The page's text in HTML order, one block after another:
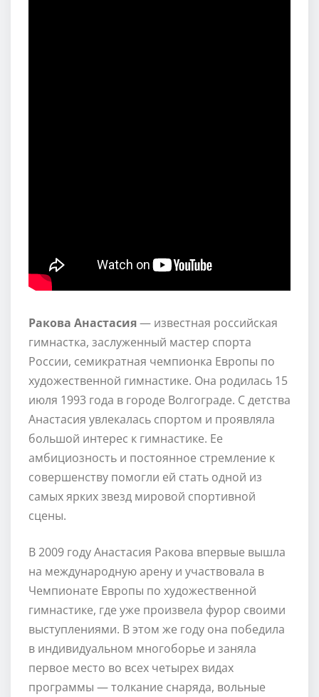
Ракова Анастасия— известная российская
гимнастка, заслуженный мастер спорта
России, семикратная чемпионка Европы по
художественной гимнастике. Она родилась 15
июля 1993 года в городе Волгограде. С детства
Анастасия увлекалась спортом и проявляла
большой интерес к гимнастике. Ее
амбициозность и постоянное стремление к
совершенству помогли ей стать одной из
самых ярких звезд мировой спортивной
сцены.
В 2009 году Анастасия Ракова впервые вышла
на международную арену и участвовала в
Чемпионате Европы по художественной
гимнастике, где уже произвела фурор своими
выступлениями. В этом же году она победила
в индивидуальном многоборье и заняла
первое место во всех четырех видах
программы — толкание снаряда, вольные